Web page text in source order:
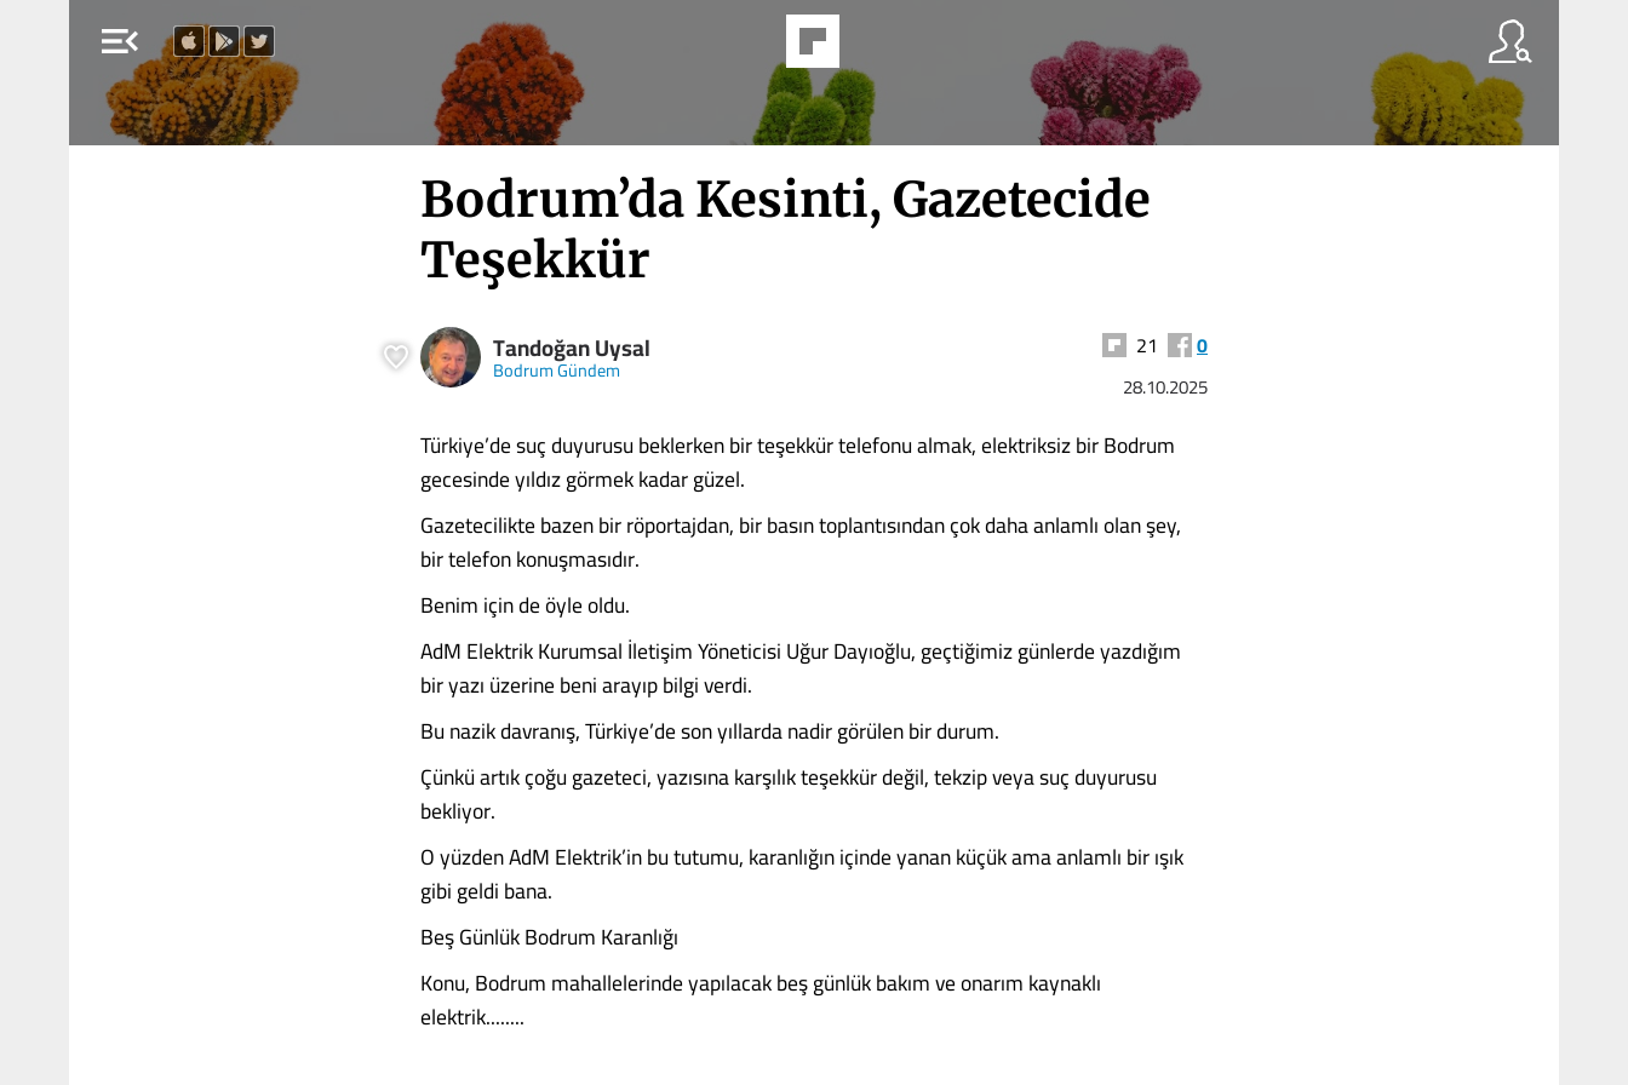
menu_open
Bodrum’da Kesinti, Gazetecide
Teşekkür
Tandoğan Uysal
Bodrum Gündem
21 0
28.10.2025
Türkiye’de suç duyurusu beklerken bir teşekkür telefonu almak, elektriksiz bir Bodrum
gecesinde yıldız görmek kadar güzel.
Gazetecilikte bazen bir röportajdan, bir basın toplantısından çok daha anlamlı olan şey,
bir telefon konuşmasıdır.
Benim için de öyle oldu.
AdM Elektrik Kurumsal İletişim Yöneticisi Uğur Dayıoğlu, geçtiğimiz günlerde yazdığım
bir yazı üzerine beni arayıp bilgi verdi.
Bu nazik davranış, Türkiye’de son yıllarda nadir görülen bir durum.
Çünkü artık çoğu gazeteci, yazısına karşılık teşekkür değil, tekzip veya suç duyurusu
bekliyor.
O yüzden AdM Elektrik’in bu tutumu, karanlığın içinde yanan küçük ama anlamlı bir ışık
gibi geldi bana.
Beş Günlük Bodrum Karanlığı
Konu, Bodrum mahallelerinde yapılacak beş günlük bakım ve onarım kaynaklı
elektrik........